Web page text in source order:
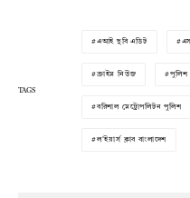
TAGS
এআই ছবি এডিট
ক্রাইম নিউজ
বরিশাল মেট্রোপলিটন পুলিশ
ল'ইয়ার্স ক্লাব বাংলাদেশ